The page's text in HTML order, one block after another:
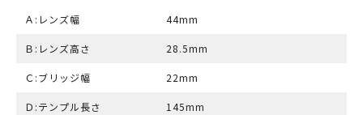
Ａ:レンズ幅 44mm
Ｂ:レンズ高さ 28.5mm
Ｃ:ブリッジ幅 22mm
Ｄ:テンプル長さ 145mm